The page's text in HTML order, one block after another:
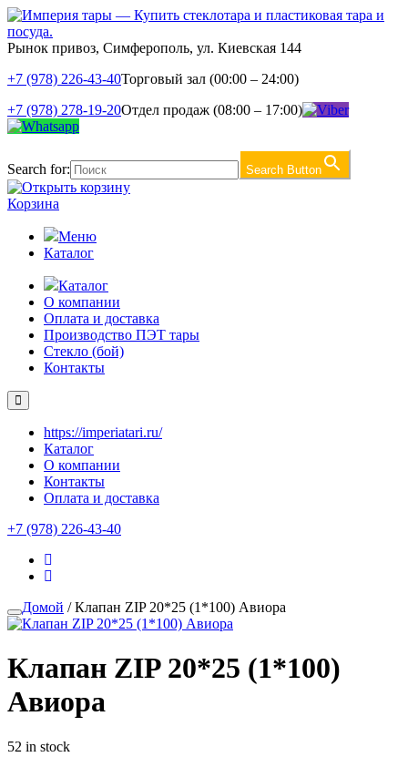
Рынок привоз, Симферополь, ул. Киевская 144
+7 (978) 226-43-40Торговый зал (00:00 – 24:00)
+7 (978) 278-19-20Отдел продаж (08:00 – 17:00)
Search for: Search Button
Корзина
Меню
Каталог
Каталог
О компании
Оплата и доставка
Производство ПЭТ тары
Стекло (бой)
Контакты
https://imperiatari.ru/
Каталог
О компании
Контакты
Оплата и доставка
+7 (978) 226-43-40
Домой / Клапан ZIP 20*25 (1*100) Авиора
Клапан ZIP 20*25 (1*100)
Авиора
52 in stock